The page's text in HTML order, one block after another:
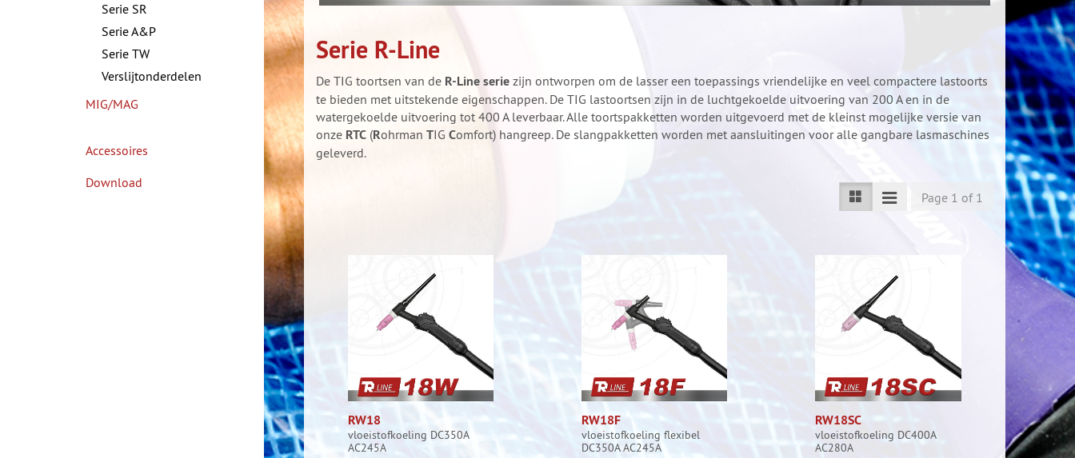
Serie R-Line
De TIG toortsen van de R-Line seriezijn ontworpen om de lasser een toepassings vriendelijke en veel compactere lastoorts
te bieden met uitstekende eigenschappen. De TIG lastoortsen zijn in de luchtgekoelde uitvoering van 200 A en in de
watergekoelde uitvoering tot 400 A leverbaar. Alle toortspakketten worden uitgevoerd met de kleinst mogelijke versie van
onze RTC(Rohrman TIG Comfort) hangreep. De slangpakketten worden met aansluitingen voor alle gangbare lasmaschines
geleverd.
Page 1 of 1
RW18
vloeistofkoeling DC350A
AC245A
RW18F
vloeistofkoeling flexibel
DC350A AC245A
RW18SC
vloeistofkoeling DC400A
AC280A
Serie SR
Serie A&P
Serie TW
Verslijtonderdelen
MIG/MAG
Accessoires
Download